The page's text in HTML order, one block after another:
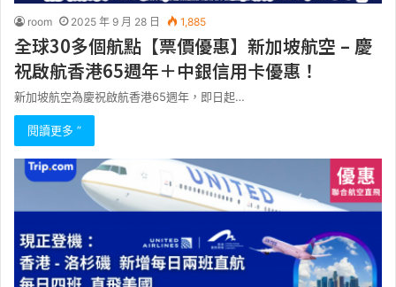
room 2025 年 9 月 28 日 1,885
全球30多個航點【票價優惠】新加坡航空 – 慶
祝啟航香港65週年＋中銀信用卡優惠！
新加坡航空為慶祝啟航香港65週年，即日起…
閱讀更多 ”